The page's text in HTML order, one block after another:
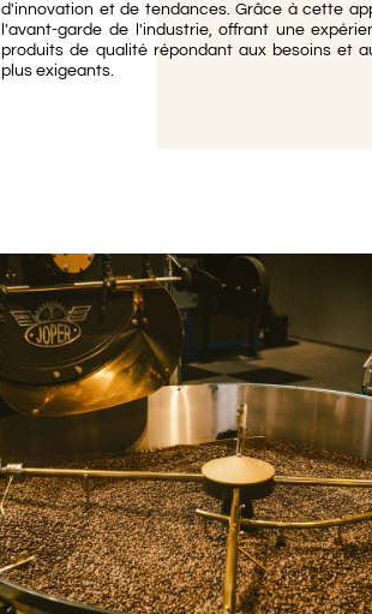
d'innovation et de tendances. Grâce à cette
l'avant-garde de l'industrie, offrant une
produits de qualité répondant aux besoins et
plus exigeants.